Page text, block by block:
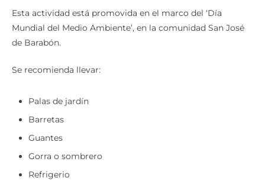
Esta actividad está promovida en el marco del ‘Día
Mundial del Medio Ambiente’, en la comunidad San José
de Barabón.
Se recomienda llevar:
Palas de jardín
Barretas
Guantes
Gorra o sombrero
Refrigerio